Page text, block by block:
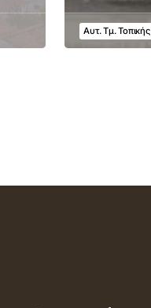
Αυτ. Τμ.